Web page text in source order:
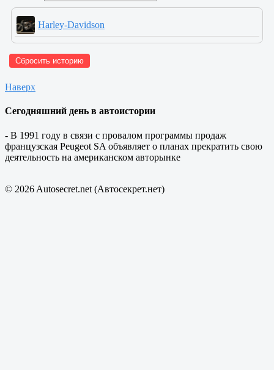
Harley-Davidson
Сбросить историю
Наверх
Сегодняшний день в автоистории
- В 1991 году в связи с провалом программы продаж
французская Peugeot SA объявляет о планах прекратить свою
деятельность на американском авторынке
© 2026 Autosecret.net (Автосекрет.нет)